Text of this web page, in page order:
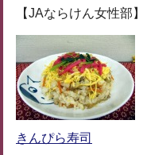
【JAならけん女性部】
きんぴら寿司